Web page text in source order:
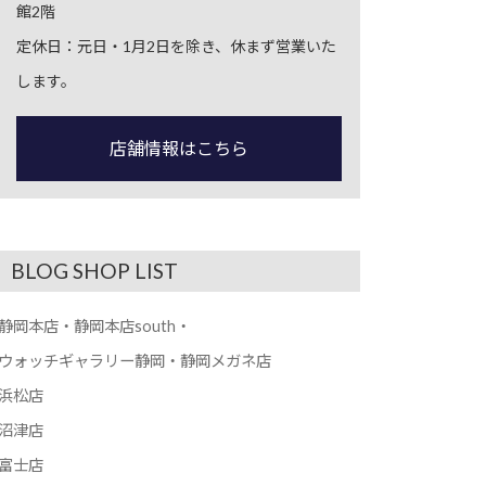
館2階
定休日：元日・1月2日を除き、休まず営業いた
します。
店舗情報はこちら
BLOG SHOP LIST
岡本店・静岡本店south・
ォッチギャラリー静岡・静岡メガネ店
松店
津店
士店